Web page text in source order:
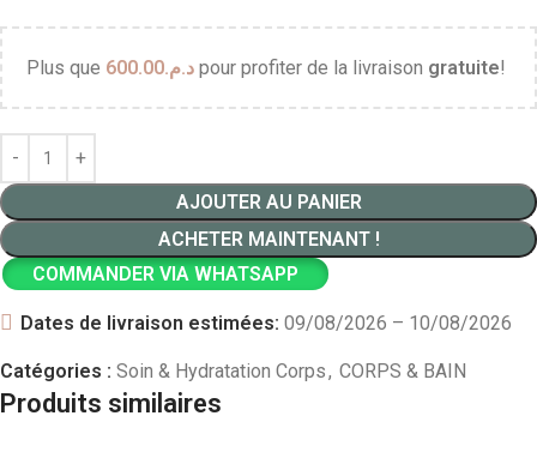
Plus que د.م.600.00 pour profiter de la livraison gratuite!
AJOUTER AU PANIER
ACHETER MAINTENANT !
COMMANDER VIA WHATSAPP
Dates de livraison estimées: 09/08/2026 – 10/08/2026
Catégories : Soin & Hydratation Corps, CORPS & BAIN
Produits similaires